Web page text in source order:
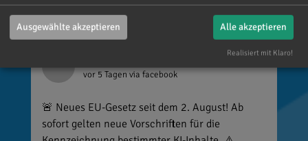
vor 5 Tagenvia facebook
🚨 Neues EU-Gesetz seit dem 2. August! Ab
sofort gelten neue Vorschriften für die
Ausgewählte akzeptieren Alle akzeptieren
Realisiert mit Klaro!